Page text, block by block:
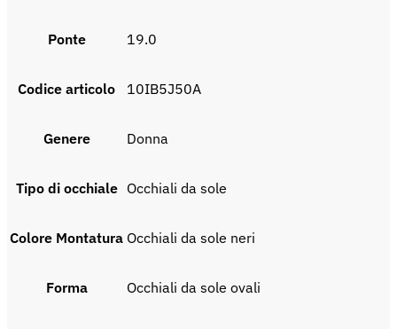
Ponte 19.0
Codice articolo 10IB5J50A
Genere donna
Tipo di occhiale Occhiali da sole
Colore Montatura Occhiali da sole neri
Forma Occhiali da sole ovali